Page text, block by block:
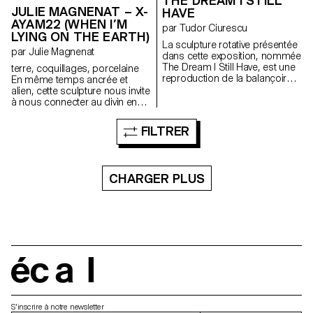
JULIE MAGNENAT – X-
AYAM22 (WHEN I’M
LYING ON THE EARTH)
par Julie Magnenat
terre, coquillages, porcelaine
En même temps ancrée et
alien, cette sculpture nous invite
à nous connecter au divin en
HAVE
par Tudor Ciurescu
La sculpture rotative présentée
dans cette exposition, nommée
The Dream I Still Have, est une
reproduction de la balançoire
personnage oublié. Le
personnage s’inspire de
Glenn/Shiftace, l’animatronique
freudien du film hollywoodien
Chucky qui a été tourné en
Roumanie. Le mouvement
réflexion. Mouvement qui est lié
FILTRER
CHARGER PLUS
S'inscrire à notre newsletter